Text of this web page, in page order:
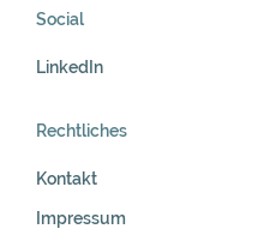
Social
LinkedIn
Rechtliches
Kontakt
Impressum